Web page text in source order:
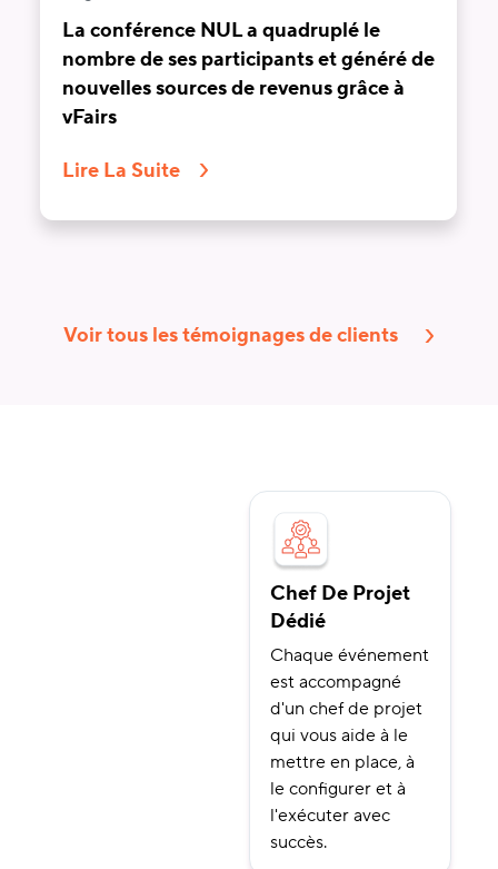
La conférence NUL a quadruplé le
nombre de ses participants et généré de
nouvelles sources de revenus grâce à
vFairs
Lire La Suite
Voir tous les témoignages de clients
Chef De Projet
Dédié
Chaque événement
est accompagné
d'un chef de projet
qui vous aide à le
mettre en place, à
le configurer et à
l'exécuter avec
succès.